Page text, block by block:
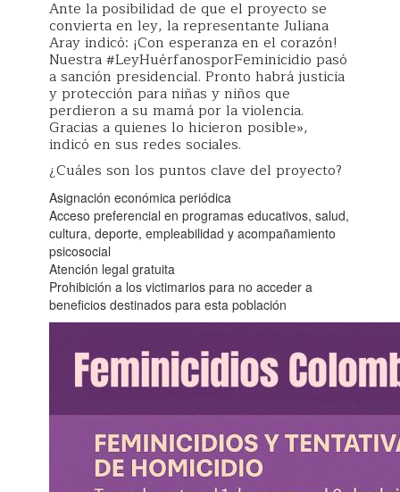
Ante la posibilidad de que el proyecto se
convierta en ley, la representante Juliana
Aray indicó: ¡Con esperanza en el corazón!
Nuestra #LeyHuérfanosporFeminicidio pasó
a sanción presidencial. Pronto habrá justicia
y protección para niñas y niños que
perdieron a su mamá por la violencia.
Gracias a quienes lo hicieron posible»,
indicó en sus redes sociales.
¿Cuáles son los puntos clave del proyecto?
Asignación económica periódica
Acceso preferencial en programas educativos, salud,
cultura, deporte, empleabilidad y acompañamiento
psicosocial
Atención legal gratuita
Prohibición a los victimarios para no acceder a
beneficios destinados para esta población